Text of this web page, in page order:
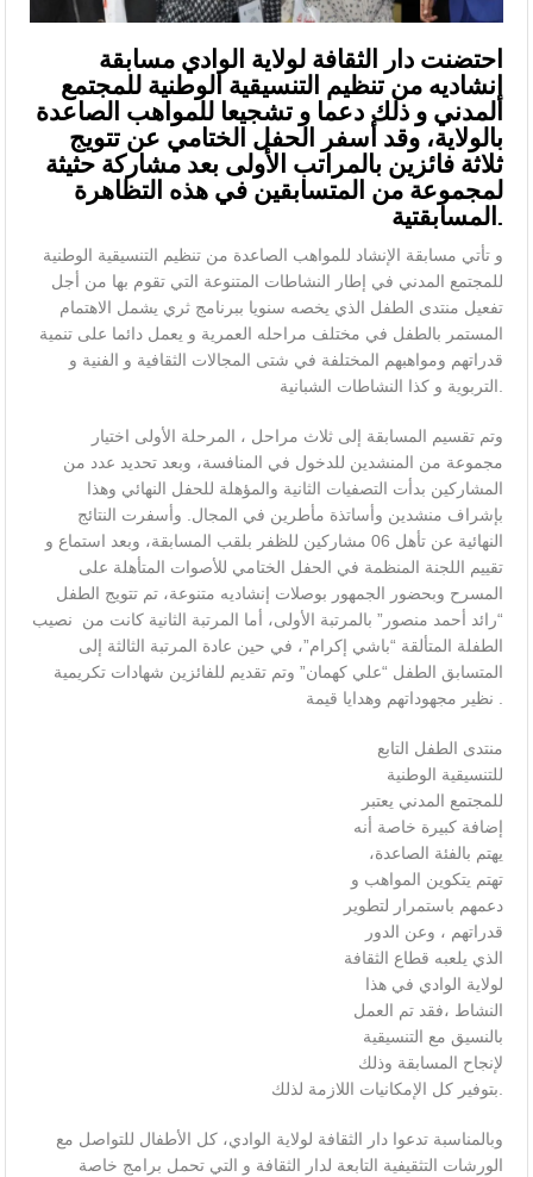
احتضنت دار الثقافة لولاية الوادي مسابقة
إنشاديه من تنظيم التنسيقية الوطنية للمجتمع
المدني و ذلك دعما و تشجيعا للمواهب الصاعدة
بالولاية، وقد أسفر الحفل الختامي عن تتويج
ثلاثة فائزين بالمراتب الأولى بعد مشاركة حثيثة
لمجموعة من المتسابقين في هذه التظاهرة
المسابقتية.
و تأتي مسابقة الإنشاد للمواهب الصاعدة من تنظيم التنسيقية الوطنية
للمجتمع المدني في إطار النشاطات المتنوعة التي تقوم بها من أجل
تفعيل منتدى الطفل الذي يخصه سنويا ببرنامج ثري يشمل الاهتمام
المستمر بالطفل في مختلف مراحله العمرية و يعمل دائما على تنمية
قدراتهم ومواهبهم المختلفة في شتى المجالات الثقافية و الفنية و
وتم تقسيم المسابقة إلى ثلاث مراحل ، المرحلة الأولى اختيار
مجموعة من المنشدين للدخول في المنافسة، وبعد تحديد عدد من
المشاركين بدأت التصفيات الثانية والمؤهلة للحفل النهائي وهذا
بإشراف منشدين وأساتذة مأطرين في المجال. وأسفرت النتائج
النهائية عن تأهل 06 مشاركين للظفر بلقب المسابقة، وبعد استماع و
تقييم اللجنة المنظمة في الحفل الختامي للأصوات المتأهلة على
المسرح وبحضور الجمهور بوصلات إنشاديه متنوعة، تم تتويج الطفل
“رائد أحمد منصور” بالمرتبة الأولى، أما المرتبة الثانية كانت من نصيب
الطفلة المتألقة “باشي إكرام”، في حين عادة المرتبة الثالثة إلى
المتسابق الطفل “علي كهمان” وتم تقديم للفائزين شهادات تكريمية
منتدى الطفل التابع
للتنسيقية الوطنية
للمجتمع المدني يعتبر
إضافة كبيرة خاصة أنه
يهتم بالفئة الصاعدة،
تهتم يتكوين المواهب و
دعمهم باستمرار لتطوير
قدراتهم ، وعن الدور
الذي يلعبه قطاع الثقافة
لولاية الوادي في هذا
النشاط ،فقد تم العمل
بالنسيق مع التنسيقية
لإنجاح المسابقة وذلك
وبالمناسبة تدعوا دار الثقافة لولاية الوادي، كل الأطفال للتواصل مع
الورشات التثقيفية التابعة لدار الثقافة و التي تحمل برامج خاصة